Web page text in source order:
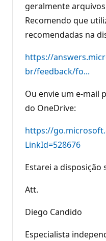
geralmente
Recomendo que
recomendadas na
https://
br/feedback/fo...
Ou envie um e-mail
do OneDrive:
https://
LinkId=528676
Estarei a disposição
Att.
Diego Candido
Especialista